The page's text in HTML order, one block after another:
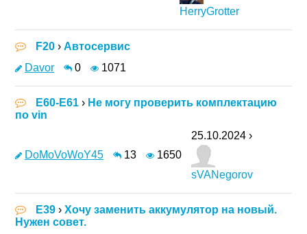
HerryGrotter
F20 › Автосервис
Davor
0 1071
E60-E61 › Не могу проверить комплектацию
по vin
DoMoVoWoY45 13 1650
25.10.2024 ›
sVANegorov
E39 › Хочу заменить аккумулятор на новый.
Нужен совет.